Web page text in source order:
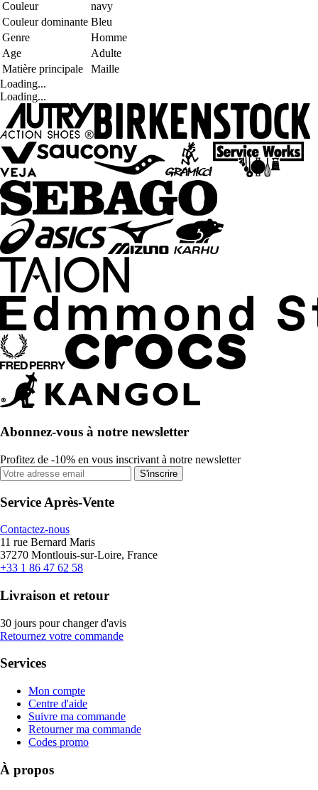
Couleur
navy
Couleur dominante Bleu
Genre
Homme
Age
Adulte
Matière principale
Maille
Loading...
Loading...
Abonnez-vous à notre newsletter
Profitez de -10% en vous inscrivant à notre newsletter
S'inscrire
Service Après-Vente
Contactez-nous
11 rue Bernard Maris
37270 Montlouis-sur-Loire, France
+33 1 86 47 62 58
Livraison et retour
30 jours pour changer d'avis
Retournez votre commande
Services
Mon compte
Centre d'aide
Suivre ma commande
Retourner ma commande
Codes promo
À propos